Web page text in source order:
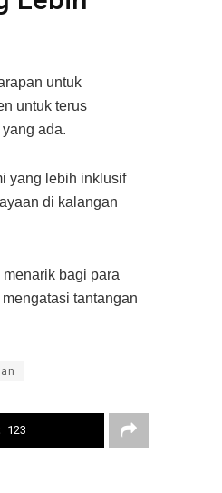
untuk
untuk terus
ada.
yang lebih inklusif
di kalangan
bagi para
tantangan
123